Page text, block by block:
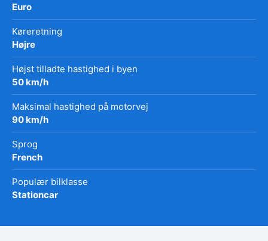
Euro
Køreretning
Højre
Højst tilladte hastighed i byen
50 km/h
Maksimal hastighed på motorvej
90 km/h
Sprog
French
Populær bilklasse
Stationcar